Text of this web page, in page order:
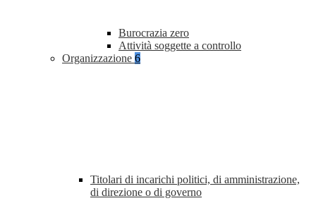
Burocrazia zero
Attività soggette a controllo
Organizzazione 6
Titolari di incarichi politici, di amministrazione,
di direzione o di governo